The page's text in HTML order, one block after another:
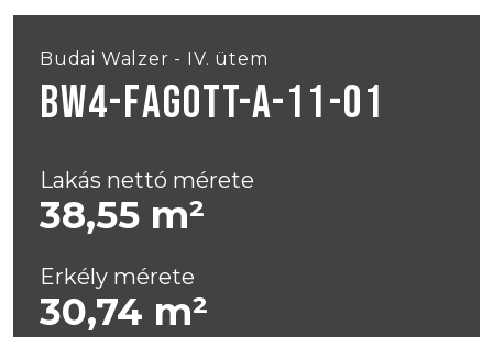
Budai Walzer - IV. ütem
BW4-FAGOTT-A-11-01
Lakás nettó mérete
38,55 m²
Erkély mérete
30,74 m²